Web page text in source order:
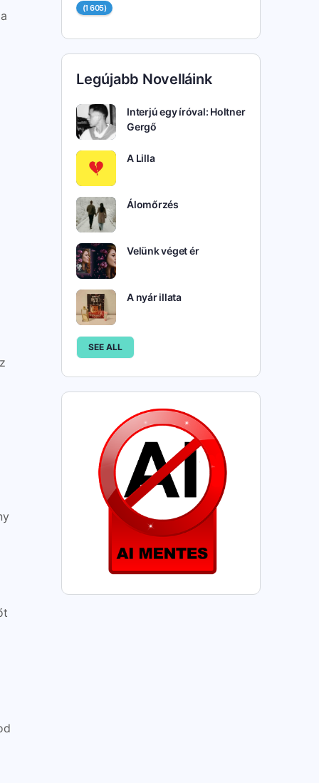
(1 605)
Legújabb Novelláink
Interjú egy íróval: Holtner
Gergő
A Lilla
Álomőrzés
Velünk véget ér
A nyár illata
SEE ALL